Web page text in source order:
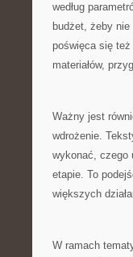
według
budżet, żeby
poświęca się
materiałów,
Ważny jest
wdrożenie.
wykonać, czego
etapie. To
większych
W ramach